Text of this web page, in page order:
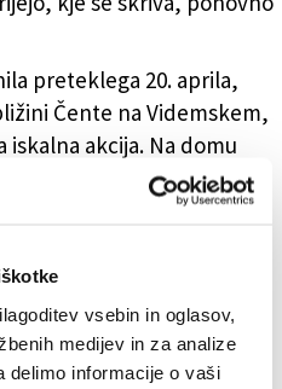
vsebin in oglasov,
medijev in za analize
delimo informacije o vaši
preteklega 20. aprila,
Čente na Videmskem,
akcija. Na domu
odkrili tudi nekaj pisem, v
občutke trpljenja in
bi takrat namigovali na
otroke in njene pse so
na varno.
je potrebna prijava